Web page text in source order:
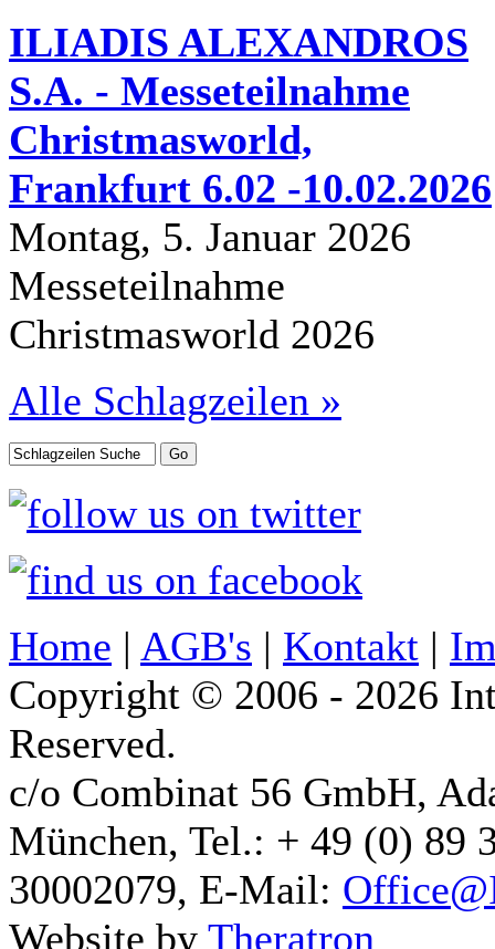
ILIADIS ALEXANDROS
S.A. - Messeteilnahme
Christmasworld,
Frankfurt 6.02 -10.02.2026
Montag, 5. Januar 2026
Messeteilnahme
Christmasworld 2026
Alle Schlagzeilen »
Home | AGB's | Kontakt |
Copyright © 2006 - 2026
Reserved.
c/o Combinat 56 GmbH,
München, Tel.: + 49 (0) 89
30002079, E-Mail:
Website by Theratron